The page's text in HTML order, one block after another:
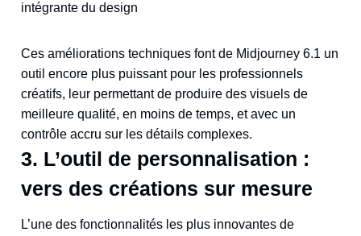
intégrante du design​​
Ces améliorations techniques font de Midjourney 6.1 un
outil encore plus puissant pour les professionnels
créatifs, leur permettant de produire des visuels de
meilleure qualité, en moins de temps, et avec un
contrôle accru sur les détails complexes.
3. L’outil de personnalisation :
vers des créations sur mesure
L’une des fonctionnalités les plus innovantes de